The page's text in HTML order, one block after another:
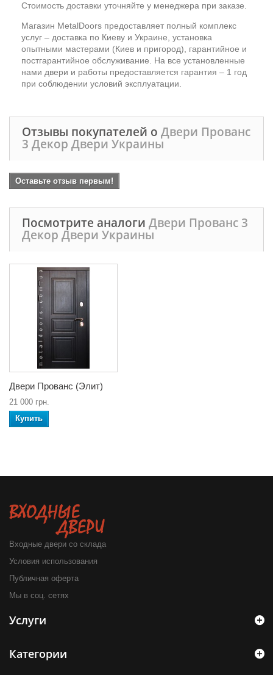
Стоимость доставки уточняйте у менеджера при заказе.
Магазин MetalDoors предоставляет полный комплекс
услуг – доставка по Киеву и Украине, установка
опытными мастерами (Киев и пригород), гарантийное и
постгарантийное обслуживание. На все установленные
нами двери и работы предоставляется гарантия – 1 год
при соблюдении условий эксплуатации.
Отзывы покупателей о Двери Прованс
3 Декор Двери Украины
Оставьте отзыв первым!
Посмотрите аналоги Двери Прованс 3
Декор Двери Украины
Двери Прованс (Элит)
21 000 грн.
Купить
Входные двери со склада
Условия использования
Публичная оферта
Мы в соц. сетях
Услуги
Категории